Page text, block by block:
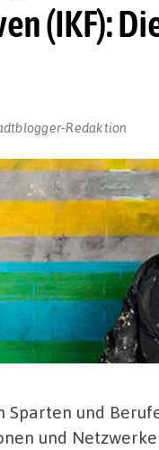
(IKF):
Redaktion
und
und